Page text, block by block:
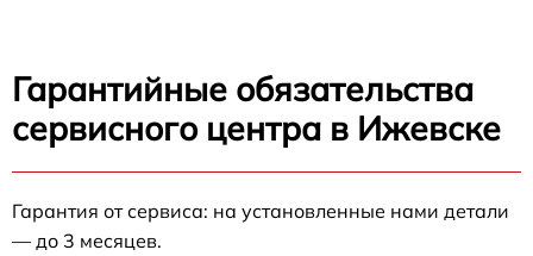
Гарантийные обязательства
сервисного центра в Ижевске
Гарантия от сервиса: на установленные нами детали
— до 3 месяцев.